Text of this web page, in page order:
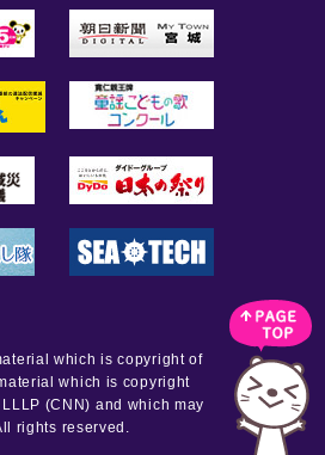
which is copyright of
which is copyright
(CNN) and which may
rights reserved.